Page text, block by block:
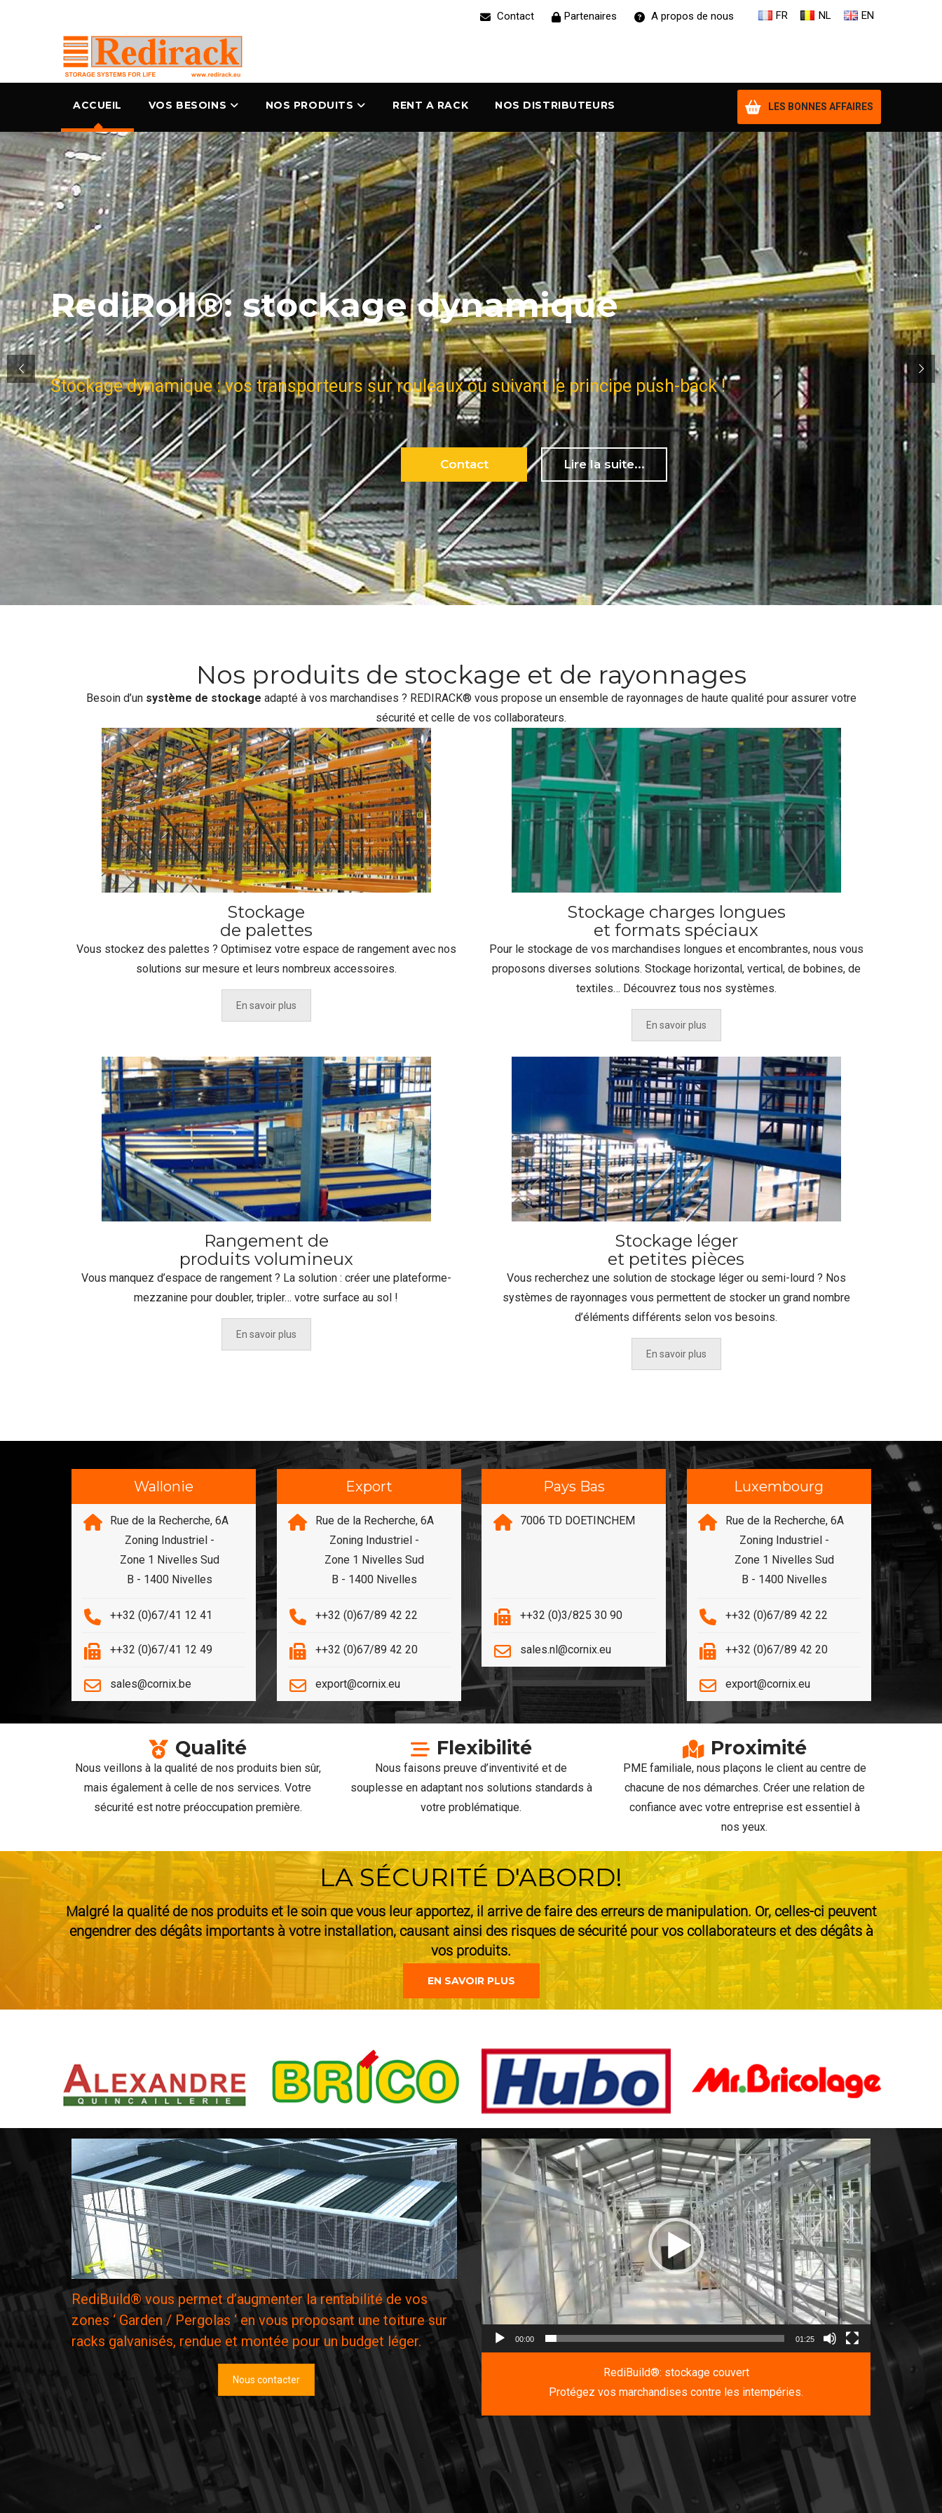
FR NL EN
Contact Partenaires A propos de nous
ACCUEIL VOS BESOINS NOS PRODUITS RENT A RACK NOS DISTRIBUTEURS LES BONNES AFFAIRES
RediRoll®: stockage dynamique
Stockage dynamique : vos transporteurs sur rouleaux ou suivant le principe push-back !
Contact Lire la suite...
Nos produits de stockage et de rayonnages
Besoin d’un système de stockage adapté à vos marchandises ? REDIRACK® vous propose un ensemble de rayonnages de haute qualité pour assurer votre
sécurité et celle de vos collaborateurs.
Stockage
de palettes
Vous stockez des palettes ? Optimisez votre espace de rangement avec nos
solutions sur mesure et leurs nombreux accessoires.
En savoir plus
Stockage charges longues
et formats spéciaux
Pour le stockage de vos marchandises longues et encombrantes, nous vous
proposons diverses solutions. Stockage horizontal, vertical, de bobines, de
textiles… Découvrez tous nos systèmes.
En savoir plus
Rangement de
produits volumineux
Vous manquez d’espace de rangement ? La solution : créer une plateforme-
mezzanine pour doubler, tripler… votre surface au sol !
En savoir plus
Stockage léger
et petites pièces
Vous recherchez une solution de stockage léger ou semi-lourd ? Nos
systèmes de rayonnages vous permettent de stocker un grand nombre
d’éléments différents selon vos besoins.
En savoir plus
Wallonie
Rue de la Recherche, 6A
Zoning Industriel -
Zone 1 Nivelles Sud
B - 1400 Nivelles
++32 (0)67/41 12 41
++32 (0)67/41 12 49
sales@cornix.be
Export
Rue de la Recherche, 6A
Zoning Industriel -
Zone 1 Nivelles Sud
B - 1400 Nivelles
++32 (0)67/89 42 22
++32 (0)67/89 42 20
export@cornix.eu
Pays Bas
7006 TD DOETINCHEM
++32 (0)3/825 30 90
sales.nl@cornix.eu
Luxembourg
Rue de la Recherche, 6A
Zoning Industriel -
Zone 1 Nivelles Sud
B - 1400 Nivelles
++32 (0)67/89 42 22
++32 (0)67/89 42 20
export@cornix.eu
Qualité
Nous veillons à la qualité de nos produits bien sûr,
mais également à celle de nos services. Votre
sécurité est notre préoccupation première.
Flexibilité
Nous faisons preuve d’inventivité et de
souplesse en adaptant nos solutions standards à
votre problématique.
Proximité
PME familiale, nous plaçons le client au centre de
chacune de nos démarches. Créer une relation de
confiance avec votre entreprise est essentiel à
nos yeux.
LA SÉCURITÉ D'ABORD!
Malgré la qualité de nos produits et le soin que vous leur apportez, il arrive de faire des erreurs de manipulation. Or, celles-ci peuvent
engendrer des dégâts importants à votre installation, causant ainsi des risques de sécurité pour vos collaborateurs et des dégâts à
vos produits.
EN SAVOIR PLUS
RediBuild® vous permet d’augmenter la rentabilité de vos
zones ‘ Garden / Pergolas ‘ en vous proposant une toiture sur
racks galvanisés, rendue et montée pour un budget léger.
Nous contacter
Lecteur
vidéo
00:00 01:25
RediBuild®: stockage couvert
Protégez vos marchandises contre les intempéries.